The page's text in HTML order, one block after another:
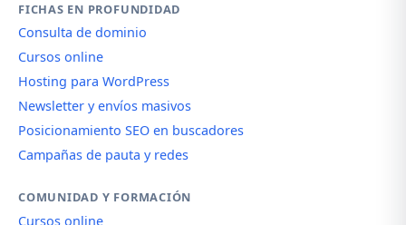
FICHAS EN PROFUNDIDAD
Consulta de dominio
Cursos online
Hosting para WordPress
Newsletter y envíos masivos
Posicionamiento SEO en buscadores
Campañas de pauta y redes
COMUNIDAD Y FORMACIÓN
Cursos online